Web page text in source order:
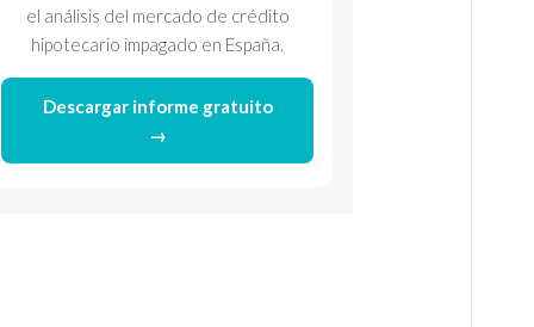
el análisis del mercado de crédito
hipotecario impagado en España.
Descargar informe gratuito
→